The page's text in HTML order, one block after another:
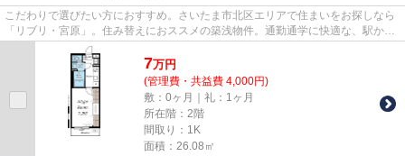
こだわりで選びたい方におすすめ。さいたま市北区エリアで住まいをお探しなら
「リブリ・宮原」。住み替えにおススメの築浅物件。通勤通学に快適な、駅から
徒歩7分の物件はいかがでしょ...
7万円
(管理費・共益費 4,000円)
敷：0ヶ月｜礼：1ヶ月
所在階：2階
間取り：1K
面積：26.08㎡